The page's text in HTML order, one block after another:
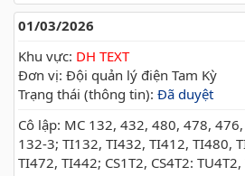
01/03/2026
Khu vực: DH TEXT
Đơn vị: Đội quản lý điện Tam Kỳ
Trạng thái (thông tin): Đã duyệt
Cô lập: MC 132, 432, 480, 478,
132-3; TI132, TI432, TI412, TI480,
TI472, TI442; CS1T2, CS4T2: